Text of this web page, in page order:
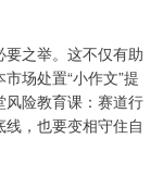
之举。这不仅有助
场处置“小作文”提
险教育课：赛道行
，也要变相守住自